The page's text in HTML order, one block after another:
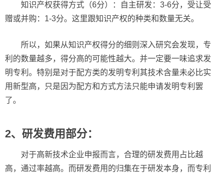
知识产权获得方式（6分）：自主研发：3-6分，受让受
赠或并购：1-3分。这里跟知识产权的种类和数量无关。
所以，如果从知识产权得分的细则深入研究会发现，专
利的数量越多，得分高的可能性越大。并一定要一味追求发
明专利。特别是对于配方类的发明专利其技术含量未必比实
用新型高，只是因为配方和方式方法只能申请发明专利罢
了。
2、研发费用部分：
对于高新技术企业申报而言，合理的研发费用占比越
高，通过率越高。而研发费用的归集在于研发本身，而专利